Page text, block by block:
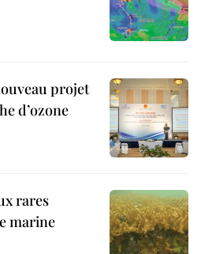
projet
d’ozone
rares
marine